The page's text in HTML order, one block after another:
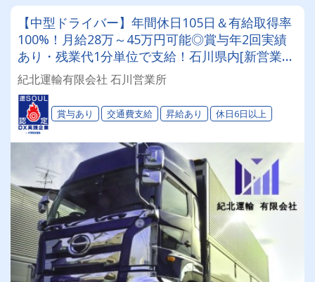
【中型ドライバー】年間休日105日＆有給取得率
100%！月給28万～45万円可能◎賞与年2回実績
あり・残業代1分単位で支給！石川県内[新営業
所]の募集です★地場or中距離の食品、日用品配
送ドライバー
紀北運輸有限会社 石川営業所
賞与あり 交通費支給 昇給あり 休日6日以上